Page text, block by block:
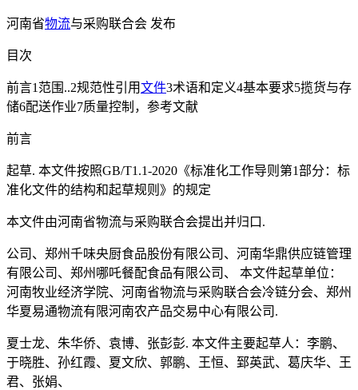
河南省物流与采购联合会 发布
目次
前言1范围..2规范性引用文件3术语和定义4基本要求5揽货与存
储6配送作业7质量控制，参考文献
前言
起草. 本文件按照GB/T1.1-2020《标准化工作导则第1部分：标
准化文件的结构和起草规则》的规定
本文件由河南省物流与采购联合会提出并归口.
公司、郑州千味央厨食品股份有限公司、河南华鼎供应链管理
有限公司、郑州哪吒餐配食品有限公司、 本文件起草单位：
河南牧业经济学院、河南省物流与采购联合会冷链分会、郑州
华夏易通物流有限河南农产品交易中心有限公司.
夏士龙、朱华侨、袁博、张彭彭. 本文件主要起草人：李鹏、
于晓胜、孙红霞、夏文欣、郭鹏、王恒、郅英武、葛庆华、王
君、张娟、